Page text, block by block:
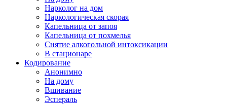
Нарколог на дом
Наркологическая скорая
Капельница от запоя
Капельница от похмелья
Снятие алкогольной интоксикации
В стационаре
Кодирование
Анонимно
На дому
Вшивание
Эспераль